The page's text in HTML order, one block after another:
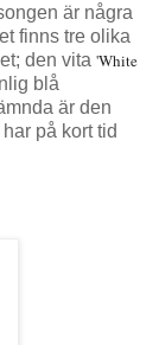
är några
finns tre olika
den vita 'White
blå
är den
på kort tid